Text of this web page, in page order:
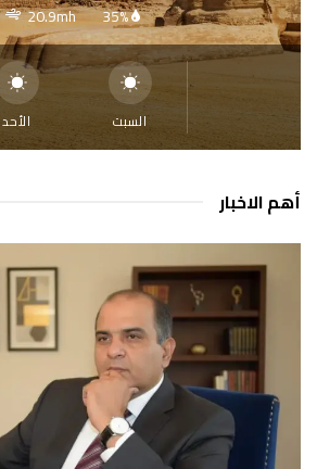
35%
20.9mh
السبت الأحد
أهم الاخبار